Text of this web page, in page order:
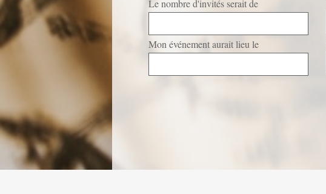
Le nombre d'invités serait de
Mon événement aurait lieu le